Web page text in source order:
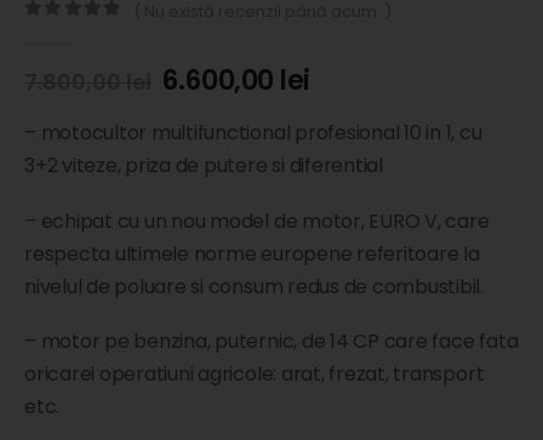
6.600,00 lei
– motocultor multifunctional profesional 10 in 1, cu
3+2 viteze, priza de putere si diferential
– echipat cu un nou model de motor, EURO V, care
respecta ultimele norme europene referitoare la
nivelul de poluare si consum redus de combustibil.
– motor pe benzina, puternic, de 14 CP care face fata
oricarei operatiuni agricole: arat, frezat, transport
etc.